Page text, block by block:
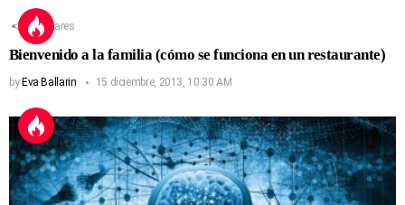
13 Shares
Bienvenido a la familia (cómo se funciona en un restaurante)
by Eva Ballarin 15 diciembre, 2013, 10:30 AM